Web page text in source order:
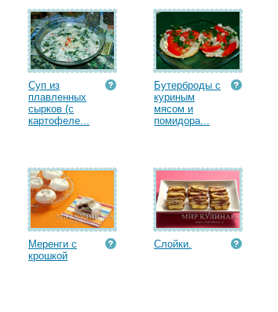
Суп из
плавленных
сырков (с
картофеле...
Бутерброды с
куриным
мясом и
помидора...
Меренги с
крошкой
Слойки.